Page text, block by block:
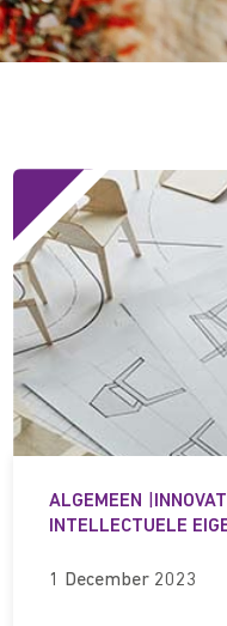
ALGEMEEN
INTELLECTUELE
1 December 2023